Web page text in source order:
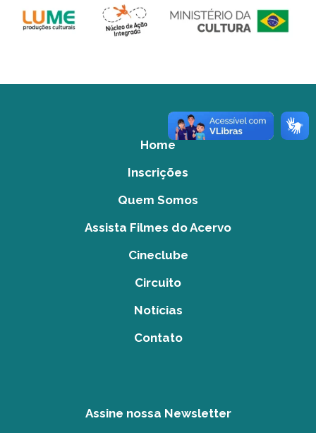
Home
Inscrições
Quem Somos
Assista Filmes do Acervo
Cineclube
Circuito
Notícias
Contato
Assine nossa Newsletter